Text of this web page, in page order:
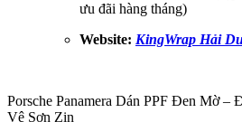
ưu đãi hàng tháng)
Website: KingWrap Hải
Porsche Panamera Dán PPF Đen Mờ –
Vệ Sơn Zin